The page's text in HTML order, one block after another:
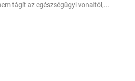
tágít az egészségügyi vonaltól,